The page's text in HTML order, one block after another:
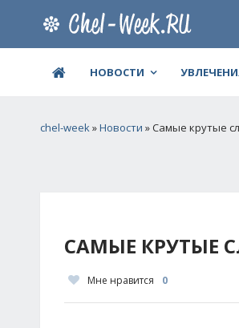
НОВОСТИ
chel-week»Новости » Самые крутые
САМЫЕ КРУТЫЕ
Мне нравится 0